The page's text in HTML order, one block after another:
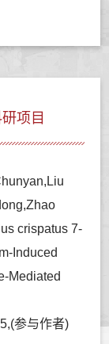
项目
crispatus 7-
Induced
Mediated
参与作者)